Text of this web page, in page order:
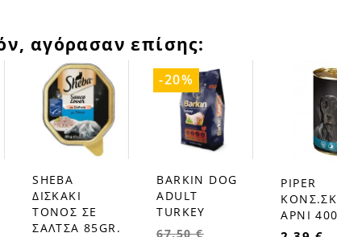
αγόρασαν επίσης:
favorite_border
SHEBA
ΔΙΣΚΑΚΙ
ΤΟΝΟΣ ΣΕ
ΣΑΛΤΣΑ 85GR.
favorite_border
BARKIN DOG
ADULT
TURKEY
67,50 €
-20%
favorite_border
PIPER
ΑΡΝΙ